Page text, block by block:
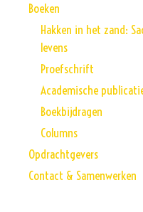
Boeken
Hakken in het zand:
levens
Proefschrift
Academische
Boekbijdragen
Columns
Opdrachtgevers
Contact & Samenwerken